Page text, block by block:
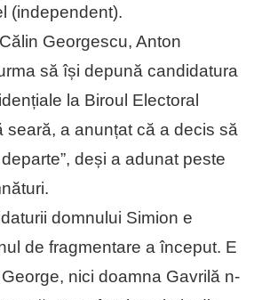
(independent).
Georgescu, Anton
să își depună candidatura
la Biroul Electoral
seară, a anunțat că a decis să
deși a adunat peste
domnului Simion e
de fragmentare a început. E
nici doamna Gavrilă n-